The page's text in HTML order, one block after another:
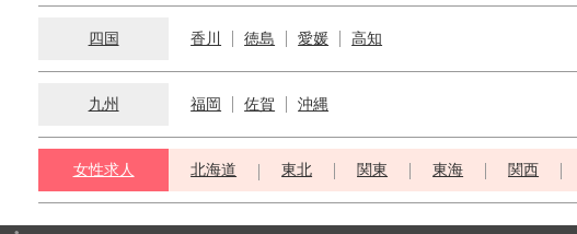
四国 香川 徳島 愛媛 高知
九州 福岡 佐賀 沖縄
女性求人 北海道 東北 関東 東海 関西